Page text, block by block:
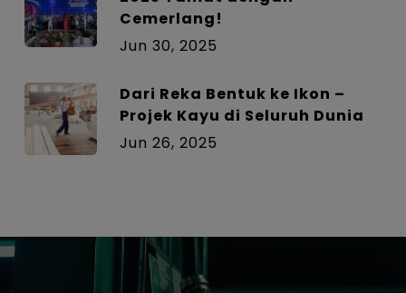
Cemerlang!
Jun 30, 2025
Dari Reka Bentuk ke Ikon –
Projek Kayu di Seluruh Dunia
Jun 26, 2025